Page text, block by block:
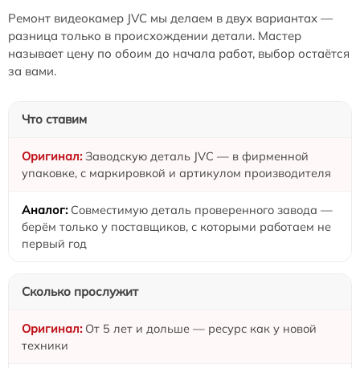
Ремонт видеокамер JVC мы делаем в двух вариантах —
разница только в происхождении детали. Мастер
называет цену по обоим до начала работ, выбор остаётся
за вами.
Что ставим
Заводскую деталь JVC — в фирменной
упаковке, с маркировкой и артикулом производителя
Совместимую деталь проверенного завода —
берём только у поставщиков, с которыми работаем не
первый год
Сколько прослужит
От 5 лет и дольше — ресурс как у новой
техники